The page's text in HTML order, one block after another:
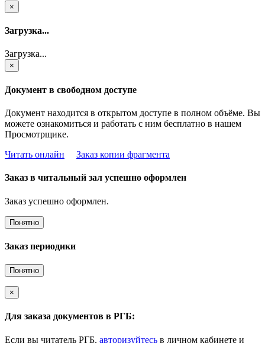
×
Загрузка...
Загрузка...
×
Документ в свободном доступе
Документ находится в открытом доступе в полном объёме. Вы
можете ознакомиться и работать с ним бесплатно в нашем
Просмотрщике.
Читать онлайн
Заказ копии фрагмента
Заказ в читальный зал успешно оформлен
Заказ успешно оформлен.
Понятно
Заказ периодики
Понятно
×
Для заказа документов в РГБ:
Если вы читатель РГБ, авторизуйтесь в личном кабинете и